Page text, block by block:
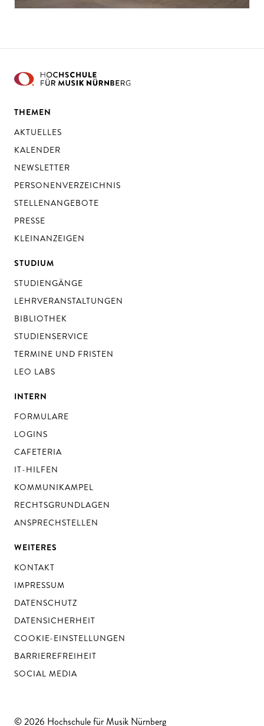
THEMEN
AKTUELLES
KALENDER
NEWSLETTER
PERSONENVERZEICHNIS
STELLENANGEBOTE
PRESSE
KLEINANZEIGEN
STUDIUM
STUDIENGÄNGE
LEHRVERANSTALTUNGEN
BIBLIOTHEK
STUDIENSERVICE
TERMINE UND FRISTEN
LEO LABS
INTERN
FORMULARE
LOGINS
CAFETERIA
IT-HILFEN
KOMMUNIKAMPEL
RECHTSGRUNDLAGEN
ANSPRECHSTELLEN
WEITERES
KONTAKT
IMPRESSUM
DATENSCHUTZ
DATENSICHERHEIT
COOKIE-EINSTELLUNGEN
BARRIEREFREIHEIT
SOCIAL MEDIA
© 2026 Hochschule für Musik Nürnberg